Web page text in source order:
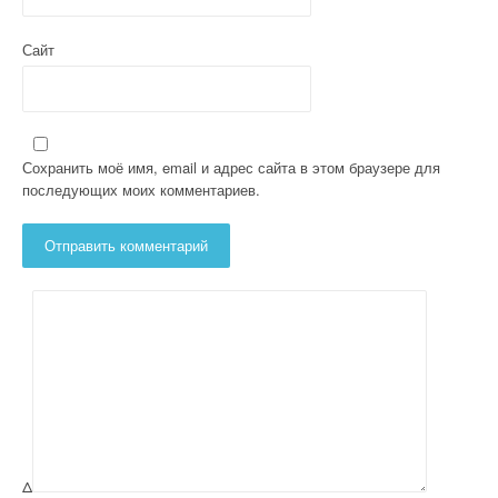
Сайт
Сохранить моё имя, email и адрес сайта в этом браузере для
последующих моих комментариев.
Δ